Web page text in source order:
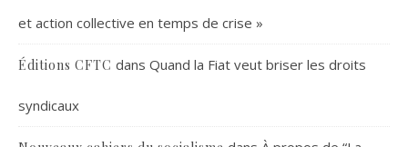
et action collective en temps de crise »
Éditions CFTC dans Quand la Fiat veut briser les droits
syndicaux